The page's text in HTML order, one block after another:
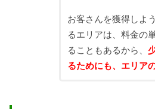
お客さんを獲得しよ
るエリアは、料金の
ることもあるから、
るためにも、エリア